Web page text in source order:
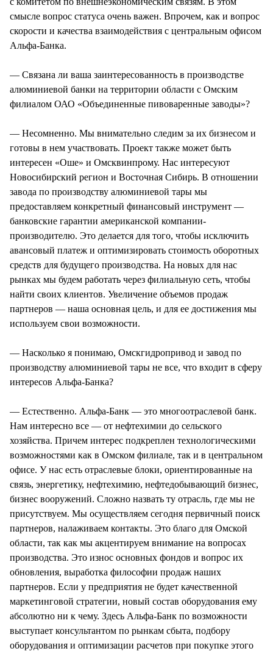
смысле вопрос статуса очень важен. Впрочем, как и вопрос
скорости и качества взаимодействия с центральным офисом
Альфа-Банка.
— Связана ли ваша заинтересованность в производстве
алюминиевой банки на территории области с Омским
филиалом ОАО «Объединенные пивоваренные заводы»?
— Несомненно. Мы внимательно следим за их бизнесом и
готовы в нем участвовать. Проект также может быть
интересен «Оше» и Омсквинпрому. Нас интересуют
Новосибирский регион и Восточная Сибирь. В отношении
завода по производству алюминиевой тары мы
предоставляем конкретный финансовый инструмент —
банковские гарантии американской компании-
производителю. Это делается для того, чтобы исключить
авансовый платеж и оптимизировать стоимость оборотных
средств для будущего производства. На новых для нас
рынках мы будем работать через филиальную сеть, чтобы
найти своих клиентов. Увеличение объемов продаж
партнеров — наша основная цель, и для ее достижения мы
используем свои возможности.
— Насколько я понимаю, Омскгидропривод и завод по
производству алюминиевой тары не все, что входит в сферу
интересов Альфа-Банка?
— Естественно. Альфа-Банк — это многоотраслевой банк.
Нам интересно все — от нефтехимии до сельского
хозяйства. Причем интерес подкреплен технологическими
возможностями как в Омском филиале, так и в центральном
офисе. У нас есть отраслевые блоки, ориентированные на
связь, энергетику, нефтехимию, нефтедобывающий бизнес,
бизнес вооружений. Сложно назвать ту отрасль, где мы не
присутствуем. Мы осуществляем сегодня первичный поиск
партнеров, налаживаем контакты. Это благо для Омской
области, так как мы акцентируем внимание на вопросах
производства. Это износ основных фондов и вопрос их
обновления, выработка философии продаж наших
партнеров. Если у предприятия не будет качественной
маркетинговой стратегии, новый состав оборудования ему
абсолютно ни к чему. Здесь Альфа-Банк по возможности
выступает консультантом по рынкам сбыта, подбору
оборудования и оптимизации расчетов при покупке этого